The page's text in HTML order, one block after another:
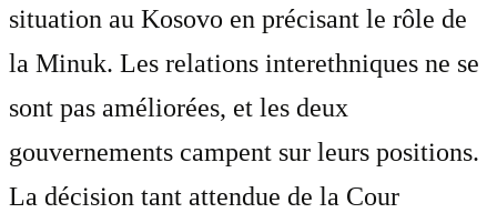
situation au Kosovo en précisant le rôle de
la Minuk. Les relations interethniques ne se
sont pas améliorées, et les deux
gouvernements campent sur leurs positions.
La décision tant attendue de la Cour